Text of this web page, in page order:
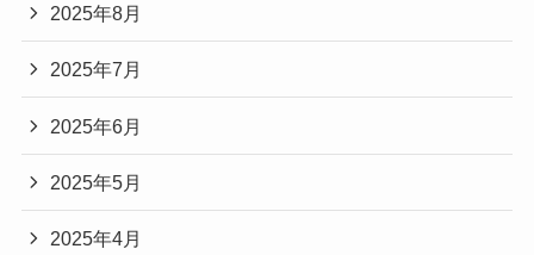
2025年8月
2025年7月
2025年6月
2025年5月
2025年4月